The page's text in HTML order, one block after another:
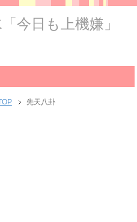
今日も上機嫌」
先天八卦